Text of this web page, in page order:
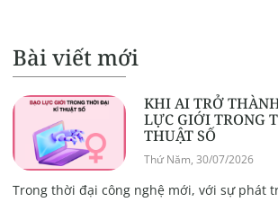
Bài viết mới
KHI AI TRỞ
LỰC GIỚI TRONG
THUẬT SỐ
Thứ Năm, 30/07/2026
Trong thời đại công nghệ mới, với sự phát